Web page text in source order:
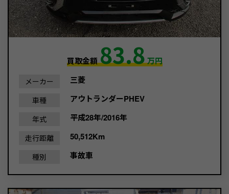
買取金額83.8万円
メーカー 三菱
車種 アウトランダーPHEV
年式 平成28年/2016年
走行距離 50,512Km
種別 事故車